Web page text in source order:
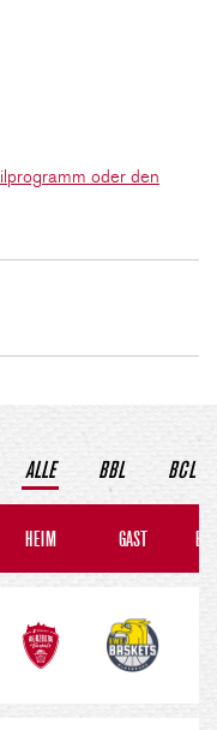
oder den
ALLE BBL BCL
HEIM GAST